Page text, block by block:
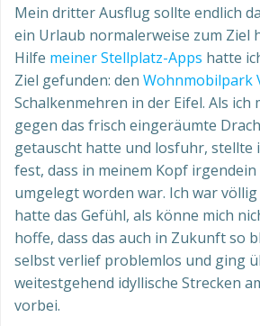
Mein dritter Ausflug sollte endlich
ein Urlaub normalerweise zum Ziel
Hilfe meiner Stellplatz-Apps hatte
Ziel gefunden: den Wohnmobilpark
Schalkenmehren in der Eifel. Als ich
gegen das frisch eingeräumte
getauscht hatte und losfuhr, stellte
fest, dass in meinem Kopf irgendein
umgelegt worden war. Ich war
hatte das Gefühl, als könne mich
hoffe, dass das auch in Zukunft so
selbst verlief problemlos und ging
weitestgehend idyllische Strecken
vorbei.